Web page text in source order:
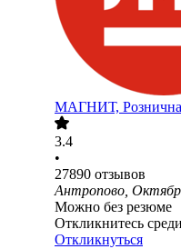
МАГНИТ,
3.4
•
27890 отзывов
Антропово,
Можно без резюме
Откликнитесь
Откликнуться